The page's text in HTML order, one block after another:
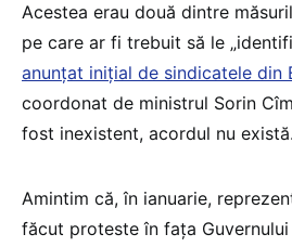
Acestea erau două dintre
pe care ar fi trebuit să le
anunțat inițial de sindicatele din
coordonat de ministrul Sorin
fost inexistent, acordul nu există.
Amintim că, în ianuarie,
făcut proteste în fața